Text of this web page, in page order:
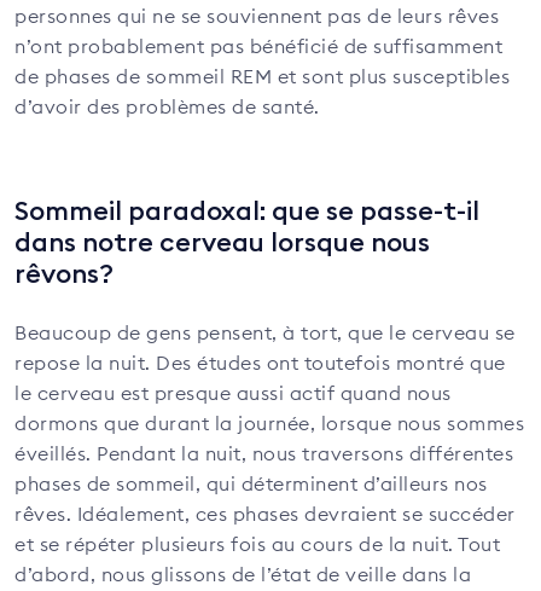
personnes qui ne se souviennent pas de leurs rêves
n’ont probablement pas bénéficié de suffisamment
de phases de sommeil REM et sont plus susceptibles
d’avoir des problèmes de santé.
Sommeil paradoxal: que se passe-t-il
dans notre cerveau lorsque nous
rêvons?
Beaucoup de gens pensent, à tort, que le cerveau se
repose la nuit. Des études ont toutefois montré que
le cerveau est presque aussi actif quand nous
dormons que durant la journée, lorsque nous sommes
éveillés. Pendant la nuit, nous traversons différentes
phases de sommeil, qui déterminent d’ailleurs nos
rêves. Idéalement, ces phases devraient se succéder
et se répéter plusieurs fois au cours de la nuit. Tout
d’abord, nous glissons de l’état de veille dans la